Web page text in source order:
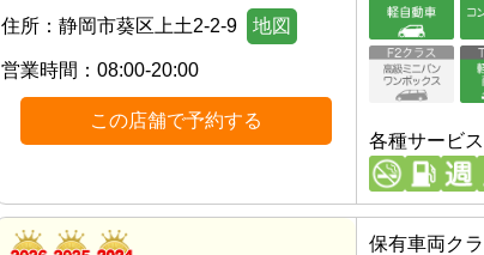
住所： 静岡市葵区上土2-2-9 地図
営業時間： 08:00-20:00
この店舗で予約する
各種サービス
保有車両ク